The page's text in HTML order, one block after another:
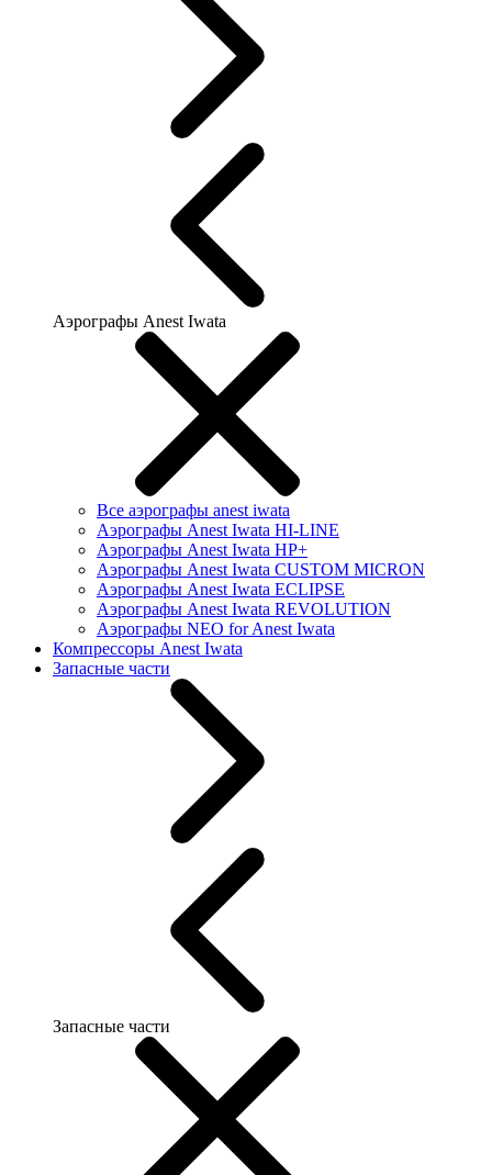
Аэрографы Anest Iwata
Все аэрографы anest iwata
Аэрографы Anest Iwata HI-LINE
Аэрографы Anest Iwata HP+
Аэрографы Anest Iwata CUSTOM MICRON
Аэрографы Anest Iwata ECLIPSE
Аэрографы Anest Iwata REVOLUTION
Аэрографы NEO for Anest Iwata
Компрессоры Anest Iwata
Запасные части
Запасные части